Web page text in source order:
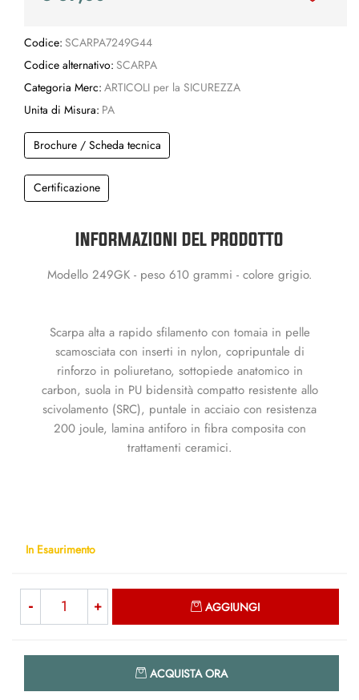
Codice: SCARPA7249G44
Codice alternativo: SCARPA
Categoria Merc: ARTICOLI per la SICUREZZA
Unita di Misura: PA
Brochure / Scheda tecnica
Certificazione
INFORMAZIONI DEL PRODOTTO
Modello 249GK - peso 610 grammi - colore grigio.
Scarpa alta a rapido sfilamento con tomaia in pelle
scamosciata con inserti in nylon, copripuntale di
rinforzo in poliuretano, sottopiede anatomico in
carbon, suola in PU bidensità compatto resistente allo
scivolamento (SRC), puntale in acciaio con resistenza
200 joule, lamina antiforo in fibra composita con
trattamenti ceramici.
In Esaurimento
AGGIUNGI
ACQUISTA ORA